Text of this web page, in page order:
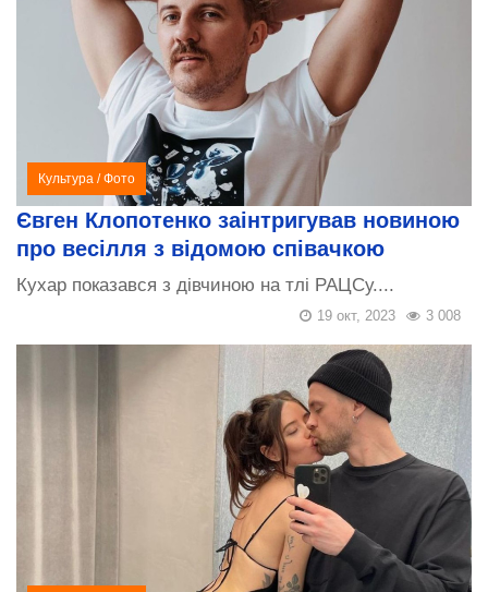
Культура /Фото
Євген Клопотенко заінтригував новиною
про весілля з відомою співачкою
Кухар показався з дівчиною на тлі РАЦСу....
3 008
19 окт, 2023